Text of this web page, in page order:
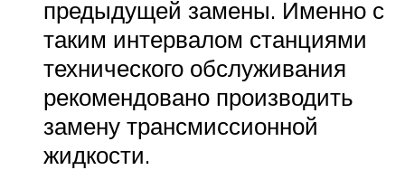
предыдущей замены. Именно с
таким интервалом станциями
технического обслуживания
рекомендовано производить
замену трансмиссионной
жидкости.